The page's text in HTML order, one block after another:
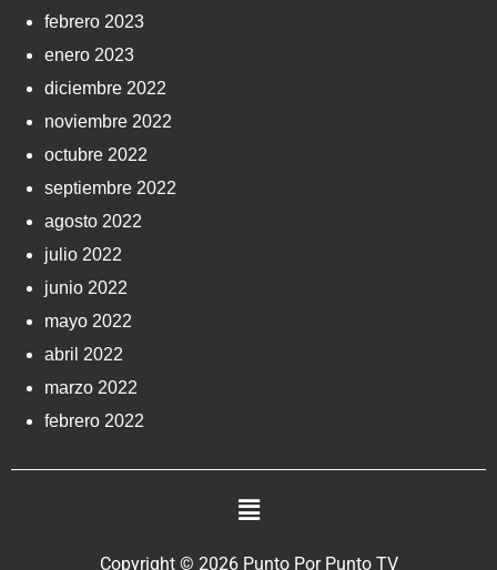
febrero 2023
enero 2023
diciembre 2022
noviembre 2022
octubre 2022
septiembre 2022
agosto 2022
julio 2022
junio 2022
mayo 2022
abril 2022
marzo 2022
febrero 2022
Copyright © 2026 Punto Por Punto TV